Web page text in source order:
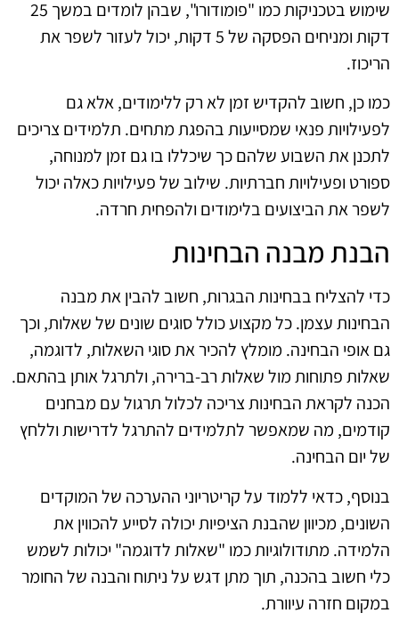
שימוש בטכניקות כמו "פומודורו", שבהן לומדים במשך 25
דקות ומניחים הפסקה של 5 דקות, יכול לעזור לשפר את
הריכוז.
כמו כן, חשוב להקדיש זמן לא רק ללימודים, אלא גם
לפעילויות פנאי שמסייעות בהפגת מתחים. תלמידים צריכים
לתכנן את השבוע שלהם כך שיכללו בו גם זמן למנוחה,
ספורט ופעילויות חברתיות. שילוב של פעילויות כאלה יכול
לשפר את הביצועים בלימודים ולהפחית חרדה.
הבנת מבנה הבחינות
כדי להצליח בבחינות הבגרות, חשוב להבין את מבנה
הבחינות עצמן. כל מקצוע כולל סוגים שונים של שאלות, וכך
גם אופי הבחינה. מומלץ להכיר את סוגי השאלות, לדוגמה,
שאלות פתוחות מול שאלות רב-ברירה, ולתרגל אותן בהתאם.
הכנה לקראת הבחינות צריכה לכלול תרגול עם מבחנים
קודמים, מה שמאפשר לתלמידים להתרגל לדרישות וללחץ
של יום הבחינה.
בנוסף, כדאי ללמוד על קריטריוני ההערכה של המוקדים
השונים, מכיוון שהבנת הציפיות יכולה לסייע להכווין את
הלמידה. מתודולוגיות כמו "שאלות לדוגמה" יכולות לשמש
כלי חשוב בהכנה, תוך מתן דגש על ניתוח והבנה של החומר
במקום חזרה עיוורת.